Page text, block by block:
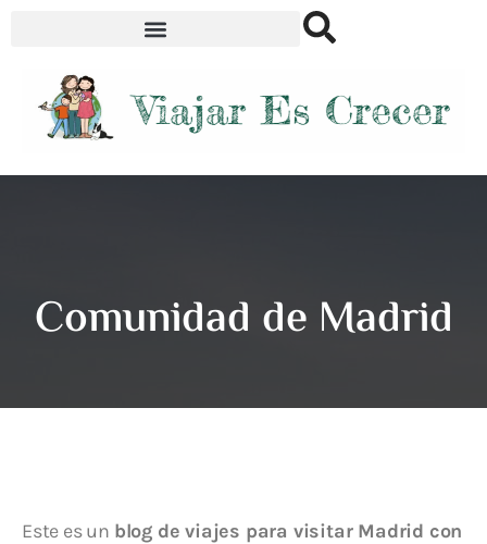
Comunidad de Madrid
Este es un blog de viajes para visitar Madrid con